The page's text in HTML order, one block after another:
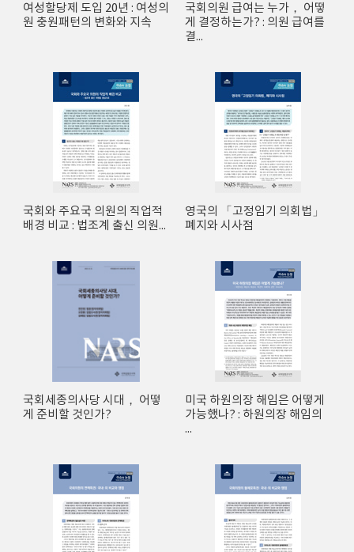
여성할당제 도입 20년 : 여성의
원 충원패턴의 변화와 지속
국회의원 급여는 누가， 어떻
게 결정하는가? : 의원 급여를
결...
국회와 주요국 의원의 직업적
배경 비교 : 법조계 출신 의원...
영국의 「고정임기 의회법」
폐지와 시사점
국회세종의사당 시대， 어떻
게 준비할 것인가?
미국 하원의장 해임은 어떻게
가능했나? : 하원의장 해임의
...